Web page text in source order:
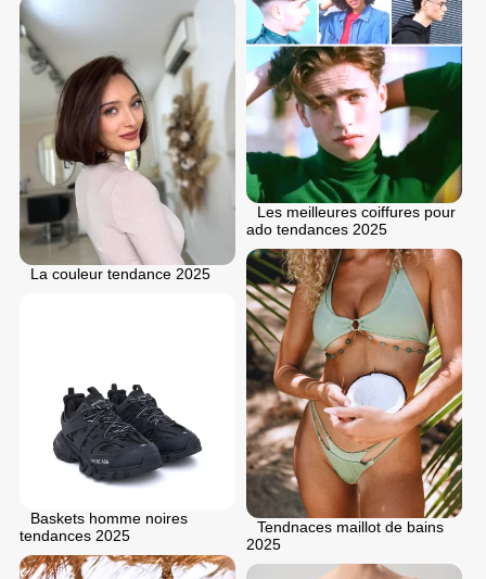
Les meilleures coiffures pour
ado tendances 2025
La couleur tendance 2025
Tendnaces maillot de bains
2025
Baskets homme noires
tendances 2025